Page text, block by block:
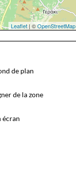
Leaflet| ©OpenStreetMap
de plan
de la zone
écran